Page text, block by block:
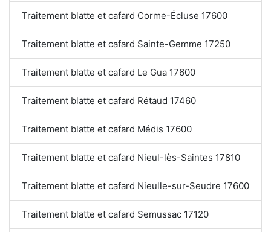
Traitement blatte et cafard Corme-Écluse 17600
Traitement blatte et cafard Sainte-Gemme 17250
Traitement blatte et cafard Le Gua 17600
Traitement blatte et cafard Rétaud 17460
Traitement blatte et cafard Médis 17600
Traitement blatte et cafard Nieul-lès-Saintes 17810
Traitement blatte et cafard Nieulle-sur-Seudre 17600
Traitement blatte et cafard Semussac 17120